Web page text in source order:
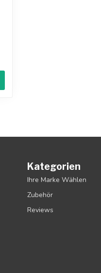
Kategorien
Ihre Marke Wählen
Zubehör
Reviews